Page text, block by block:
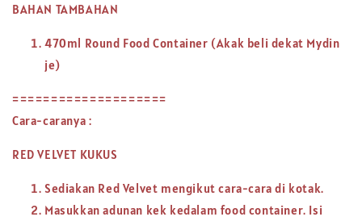
BAHAN TAMBAHAN
470ml Round Food Container (Akak beli dekat Mydin
je)
====================
Cara-caranya :
RED VELVET KUKUS
Sediakan Red Velvet mengikut cara-cara di kotak.
Masukkan adunan kek kedalam food container. Isi